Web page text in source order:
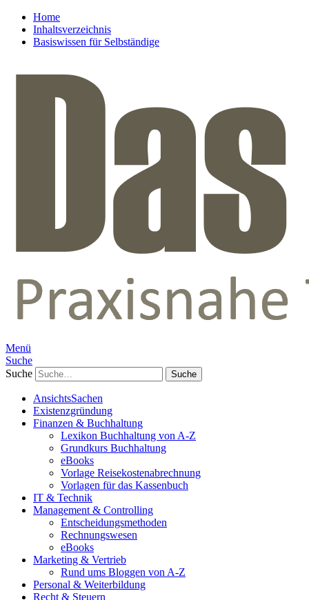
Home
Inhaltsverzeichnis
Basiswissen für Selbständige
Menü
Suche
Suche
AnsichtsSachen
Existenzgründung
Finanzen & Buchhaltung
Lexikon Buchhaltung von A-Z
Grundkurs Buchhaltung
eBooks
Vorlage Reisekostenabrechnung
Vorlagen für das Kassenbuch
IT & Technik
Management & Controlling
Entscheidungsmethoden
Rechnungswesen
eBooks
Marketing & Vertrieb
Rund ums Bloggen von A-Z
Personal & Weiterbildung
Recht & Steuern